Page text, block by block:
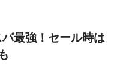
最強！セール時は